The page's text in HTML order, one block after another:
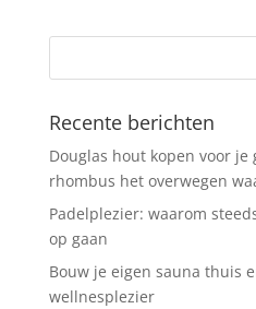
Recente berichten
Douglas hout kopen voor
rhombus het overwegen
Padelplezier: waarom
op gaan
Bouw je eigen sauna thuis
wellnesplezier